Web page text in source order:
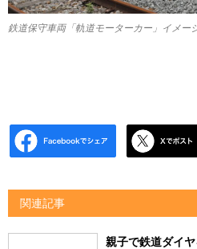
鉄道保守車両「軌道モーターカー」イメー
関連記事
親子で鉄道ダイ